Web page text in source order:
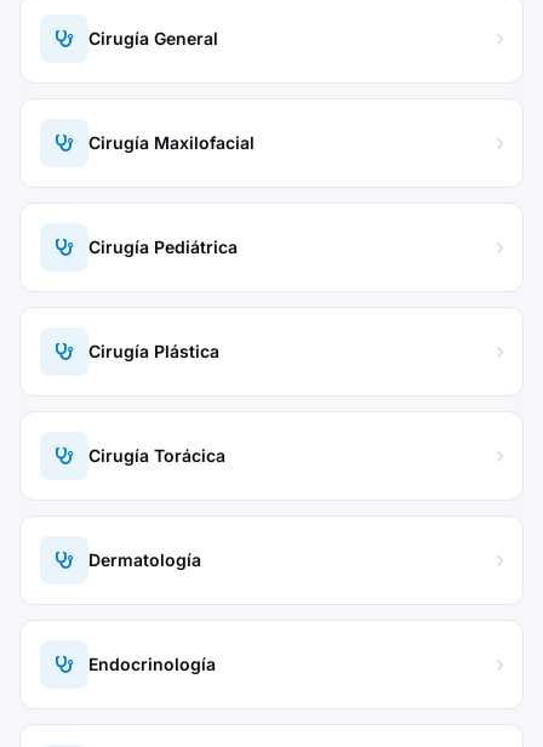
Cirugía General
Cirugía Maxilofacial
Cirugía Pediátrica
Cirugía Plástica
Cirugía Torácica
Dermatología
Endocrinología